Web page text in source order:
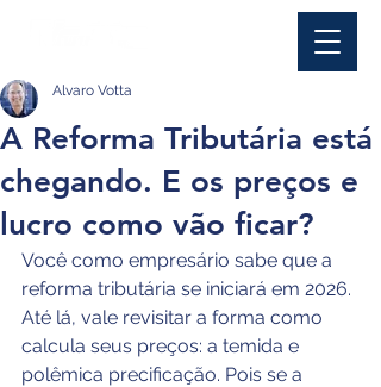
A Reforma Tributária está
chegando. E os preços e
lucro como vão ficar?
Alvaro Votta
Você como empresário sabe que a
reforma tributária se iniciará em 2026.
Até lá, vale revisitar a forma como
calcula seus preços: a temida e
polêmica precificação. Pois se a